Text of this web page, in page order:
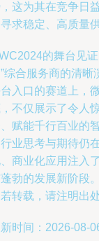
这为其在竞争日
求稳定、高质量
的舞台见
综合服务商的清
入口的赛道上，
不仅展示了令人
赋能千行百业的
业思考与期待仍
商业化应用注入
勃的发展新阶段。
转载，请注明出
时间：2026-08-